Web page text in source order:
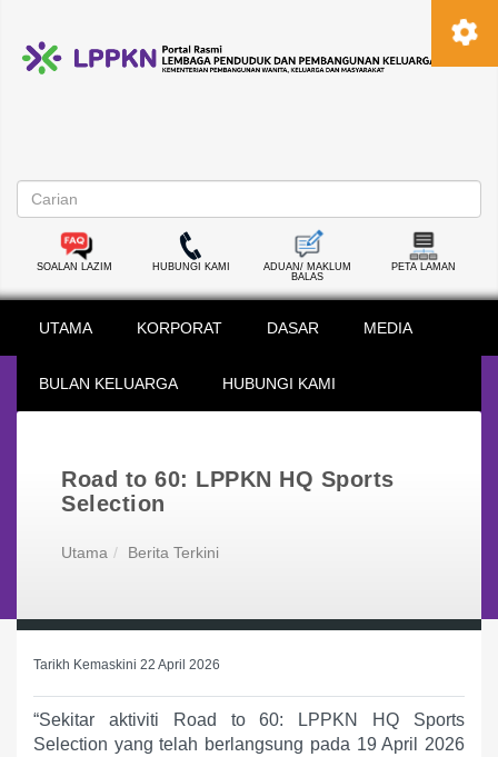
SOALAN LAZIM HUBUNGI KAMI
ADUAN/ MAKLUM
BALAS
PETA LAMAN
UTAMA KORPORAT DASAR MEDIA
BULAN KELUARGA HUBUNGI KAMI
Road to 60: LPPKN HQ Sports
Selection
Utama Berita Terkini
Tarikh Kemaskini 22 April 2026
“Sekitar aktiviti Road to 60: LPPKN HQ Sports
Selection yang telah berlangsung pada 19 April 2026